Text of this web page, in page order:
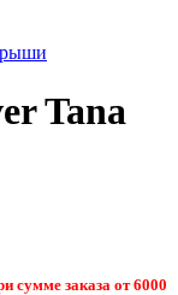
Tana
заказа от 6000